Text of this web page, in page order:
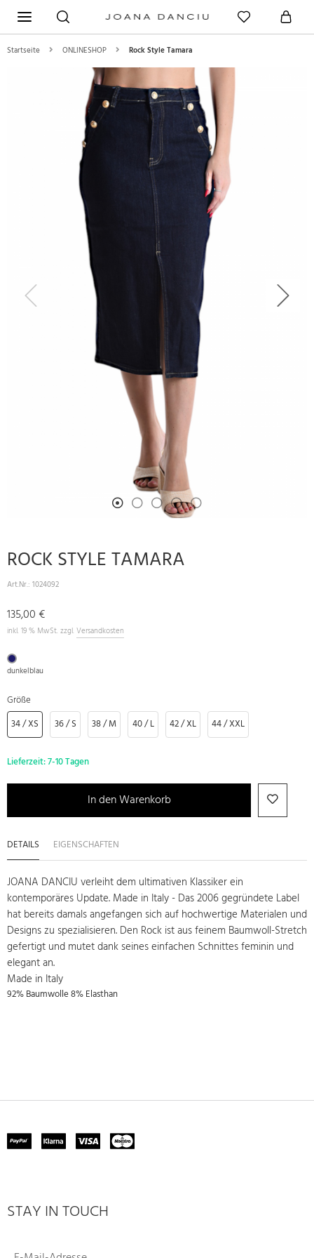
Startseite ONLINESHOP Rock Style Tamara
Previous Next
ROCK STYLE TAMARA
Art.Nr.: 1024092
135,00 €
inkl. 19 % MwSt. zzgl. Versandkosten
dunkelblau
Größe
34 / XS
36 / S 38 / M 40 / L 42 / XL 44 / XXL
Lieferzeit:7-10 Tagen
In den Warenkorb
DETAILS EIGENSCHAFTEN
JOANA DANCIU verleiht dem ultimativen Klassiker ein
kontemporäres Update. Made in Italy - Das 2006 gegründete Label
hat bereits damals angefangen sich auf hochwertige Materialen und
Designs zu spezialisieren. Den Rock ist aus feinem Baumwoll-Stretch
gefertigt und mutet dank seines einfachen Schnittes feminin und
elegant an.
Made in Italy
92% Baumwolle 8% Elasthan
STAY IN TOUCH